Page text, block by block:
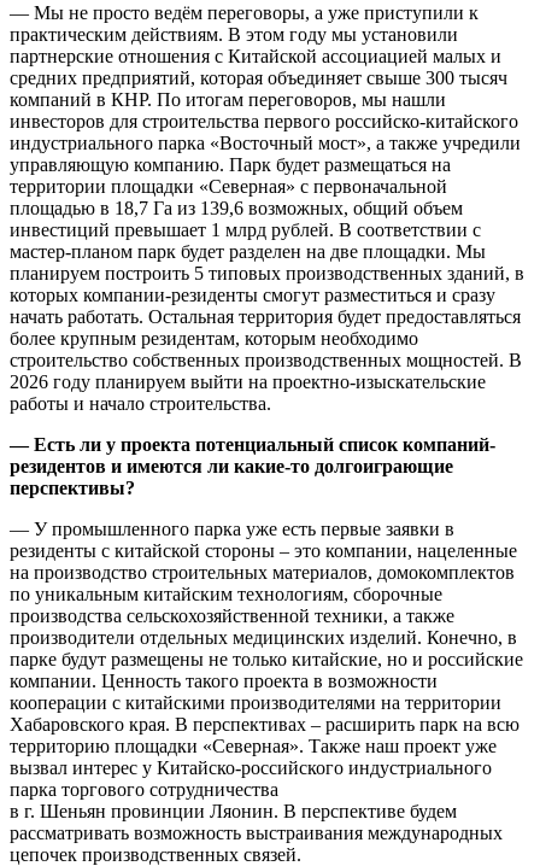
— Мы не просто ведём переговоры, а уже приступили к
практическим действиям. В этом году мы установили
партнерские отношения с Китайской ассоциацией малых и
средних предприятий, которая объединяет свыше 300 тысяч
компаний в КНР. По итогам переговоров, мы нашли
инвесторов для строительства первого российско-китайского
индустриального парка «Восточный мост», а также учредили
управляющую компанию. Парк будет размещаться на
территории площадки «Северная» с первоначальной
площадью в 18,7 Га из 139,6 возможных, общий объем
инвестиций превышает 1 млрд рублей. В соответствии с
мастер-планом парк будет разделен на две площадки. Мы
планируем построить 5 типовых производственных зданий, в
которых компании-резиденты смогут разместиться и сразу
начать работать. Остальная территория будет предоставляться
более крупным резидентам, которым необходимо
строительство собственных производственных мощностей. В
2026 году планируем выйти на проектно-изыскательские
работы и начало строительства.
— Есть ли у проекта потенциальный список компаний-
резидентов и имеются ли какие-то долгоиграющие
перспективы?
— У промышленного парка уже есть первые заявки в
резиденты с китайской стороны – это компании, нацеленные
на производство строительных материалов, домокомплектов
по уникальным китайским технологиям, сборочные
производства сельскохозяйственной техники, а также
производители отдельных медицинских изделий. Конечно, в
парке будут размещены не только китайские, но и российские
компании. Ценность такого проекта в возможности
кооперации с китайскими производителями на территории
Хабаровского края. В перспективах – расширить парк на всю
территорию площадки «Северная». Также наш проект уже
вызвал интерес у Китайско-российского индустриального
парка торгового сотрудничества
в г. Шеньян провинции Ляонин. В перспективе будем
рассматривать возможность выстраивания международных
цепочек производственных связей.